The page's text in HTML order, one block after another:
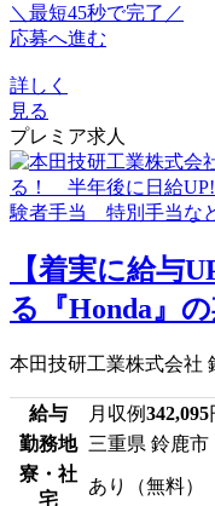
＼最短45秒で完了／
応募へ進む
詳しく
見る
プレミア求人
【着実に給与
る『Honda』
本田技研工業株式会社
給与 月収例342,095
勤務地 三重県 鈴鹿市
寮・社
宅
あり（無料）